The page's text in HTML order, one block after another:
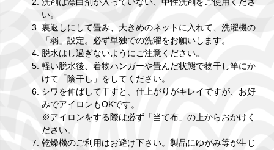
洗剤は漂白剤が入っていない、中性洗剤をご使用くださ
い。
裏返しにして畳み、大きめのネットに入れて、洗濯機の
「弱」設定。必ず単独での洗濯をお願いします。
脱水はし過ぎないようにご注意ください。
軽い脱水後、着物ハンガーや畳んだ状態で物干し竿にか
けて「陰干し」をしてください。
シワを伸ばして干すと、仕上がりがキレイですが、お好
みでアイロンもOKです。
※アイロンをする際は必ず「当て布」の上からおかけく
ださい。
乾燥機のご利用はお避け下さい。製品にゆがみ等が生じ